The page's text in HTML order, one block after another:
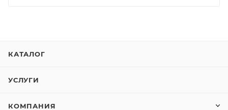
КАТАЛОГ
УСЛУГИ
КОМПАНИЯ